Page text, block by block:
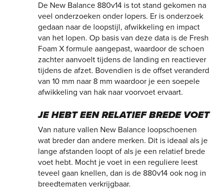
De New Balance 880v14 is tot stand gekomen na
veel onderzoeken onder lopers. Er is onderzoek
gedaan naar de loopstijl, afwikkeling en impact
van het lopen. Op basis van deze data is de Fresh
Foam X formule aangepast, waardoor de schoen
zachter aanvoelt tijdens de landing en reactiever
tijdens de afzet. Bovendien is de offset veranderd
van 10 mm naar 8 mm waardoor je een soepele
afwikkeling van hak naar voorvoet ervaart.
JE HEBT EEN RELATIEF BREDE VOET
Van nature vallen New Balance loopschoenen
wat breder dan andere merken. Dit is ideaal als je
lange afstanden loopt of als je een relatief brede
voet hebt. Mocht je voet in een reguliere leest
teveel gaan knellen, dan is de 880v14 ook nog in
breedtematen verkrijgbaar.